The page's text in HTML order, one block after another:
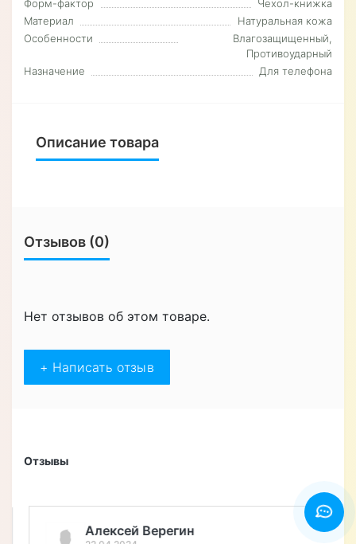
Форм-фактор
Чехол-книжка
Материал
Натуральная кожа
Особенности
Влагозащищенный,
Противоударный
Назначение
Для телефона
Описание товара
Отзывов (0)
Нет отзывов об этом товаре.
+ Написать отзыв
Отзывы
Алексей Верегин